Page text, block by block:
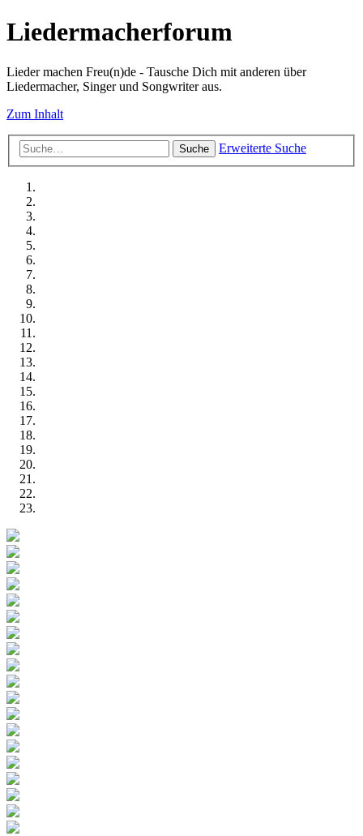
Liedermacherforum
Lieder machen Freu(n)de - Tausche Dich mit anderen über
Liedermacher, Singer und Songwriter aus.
Zum Inhalt
Suche Erweiterte Suche